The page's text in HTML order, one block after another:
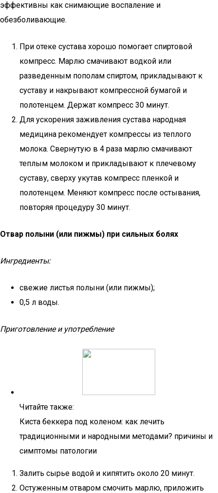
эффективны как снимающие воспаление и
обезболивающие.
При отеке сустава хорошо помогает спиртовой
компресс. Марлю смачивают водкой или
разведенным пополам спиртом, прикладывают к
суставу и накрывают компрессной бумагой и
полотенцем. Держат компресс 30 минут.
Для ускорения заживления сустава народная
медицина рекомендует компрессы из теплого
молока. Свернутую в 4 раза марлю смачивают
теплым молоком и прикладывают к плечевому
суставу, сверху укутав компресс пленкой и
полотенцем. Меняют компресс после остывания,
повторяя процедуру 30 минут.
Отвар полыни (или пижмы) при сильных болях
Ингредиенты:
свежие листья полыни (или пижмы);
0,5 л воды.
Приготовление и употребление
Читайте также:
Киста беккера под коленом: как лечить
традиционными и народными методами? причины и
симптомы патологии
Залить сырье водой и кипятить около 20 минут.
Остуженным отваром смочить марлю, приложить